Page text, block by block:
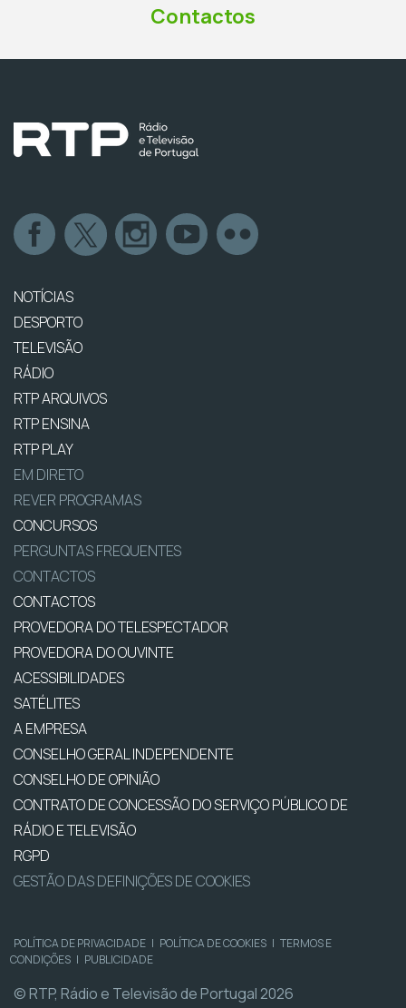
Contactos
NOTÍCIAS
DESPORTO
TELEVISÃO
RÁDIO
RTP ARQUIVOS
RTP ENSINA
RTP PLAY
EM DIRETO
REVER PROGRAMAS
CONCURSOS
PERGUNTAS FREQUENTES
CONTACTOS
CONTACTOS
PROVEDORA DO TELESPECTADOR
PROVEDORA DO OUVINTE
ACESSIBILIDADES
SATÉLITES
A EMPRESA
CONSELHO GERAL INDEPENDENTE
CONSELHO DE OPINIÃO
CONTRATO DE CONCESSÃO DO SERVIÇO PÚBLICO DE
RÁDIO E TELEVISÃO
RGPD
GESTÃO DAS DEFINIÇÕES DE COOKIES
POLÍTICA DE PRIVACIDADE | POLÍTICA DE COOKIES | TERMOS E
CONDIÇÕES | PUBLICIDADE
© RTP, Rádio e Televisão de Portugal 2026